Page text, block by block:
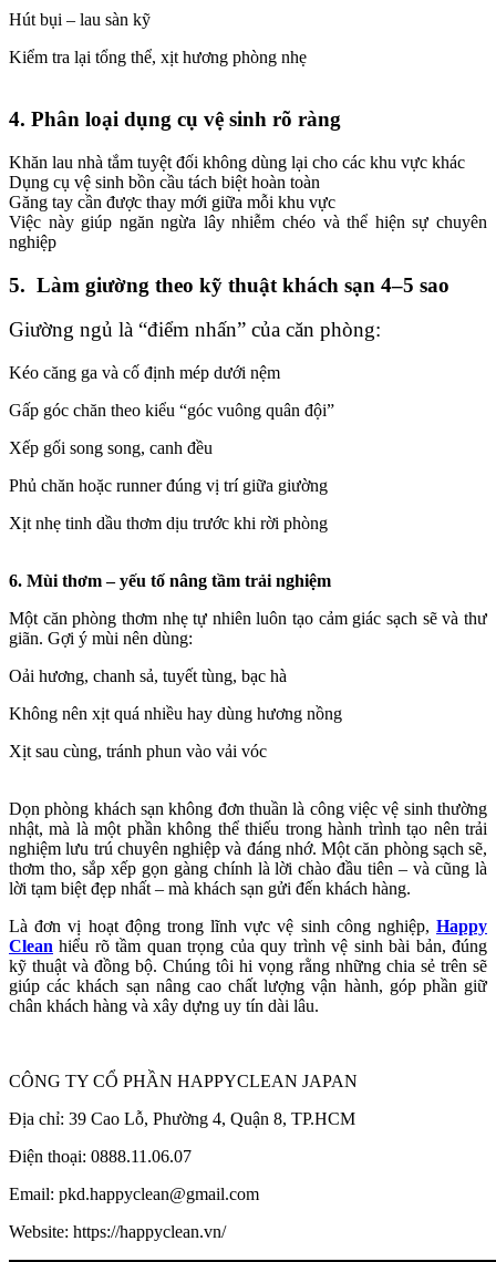
Hút bụi – lau sàn kỹ
Kiểm tra lại tổng thể, xịt hương phòng nhẹ
4. Phân loại dụng cụ vệ sinh rõ ràng
Khăn lau nhà tắm tuyệt đối không dùng lại cho các khu vực khác
Dụng cụ vệ sinh bồn cầu tách biệt hoàn toàn
Găng tay cần được thay mới giữa mỗi khu vực
Việc này giúp ngăn ngừa lây nhiễm chéo và thể hiện sự chuyên
nghiệp
5. Làm giường theo kỹ thuật khách sạn 4–5 sao
Giường ngủ là “điểm nhấn” của căn phòng:
Kéo căng ga và cố định mép dưới nệm
Gấp góc chăn theo kiểu “góc vuông quân đội”
Xếp gối song song, canh đều
Phủ chăn hoặc runner đúng vị trí giữa giường
Xịt nhẹ tinh dầu thơm dịu trước khi rời phòng
6. Mùi thơm – yếu tố nâng tầm trải nghiệm
Một căn phòng thơm nhẹ tự nhiên luôn tạo cảm giác sạch sẽ và thư
giãn. Gợi ý mùi nên dùng:
Oải hương, chanh sả, tuyết tùng, bạc hà
Không nên xịt quá nhiều hay dùng hương nồng
Xịt sau cùng, tránh phun vào vải vóc
Dọn phòng khách sạn không đơn thuần là công việc vệ sinh thường
nhật, mà là một phần không thể thiếu trong hành trình tạo nên trải
nghiệm lưu trú chuyên nghiệp và đáng nhớ. Một căn phòng sạch sẽ,
thơm tho, sắp xếp gọn gàng chính là lời chào đầu tiên – và cũng là
lời tạm biệt đẹp nhất – mà khách sạn gửi đến khách hàng.
Là đơn vị hoạt động trong lĩnh vực vệ sinh công nghiệp, Happy
Clean hiểu rõ tầm quan trọng của quy trình vệ sinh bài bản, đúng
kỹ thuật và đồng bộ. Chúng tôi hi vọng rằng những chia sẻ trên sẽ
giúp các khách sạn nâng cao chất lượng vận hành, góp phần giữ
chân khách hàng và xây dựng uy tín dài lâu.
CÔNG TY CỔ PHẦN HAPPYCLEAN JAPAN
Địa chỉ: 39 Cao Lỗ, Phường 4, Quận 8, TP.HCM
Điện thoại: 0888.11.06.07
Email: pkd.happyclean@gmail.com
Website: https://happyclean.vn/